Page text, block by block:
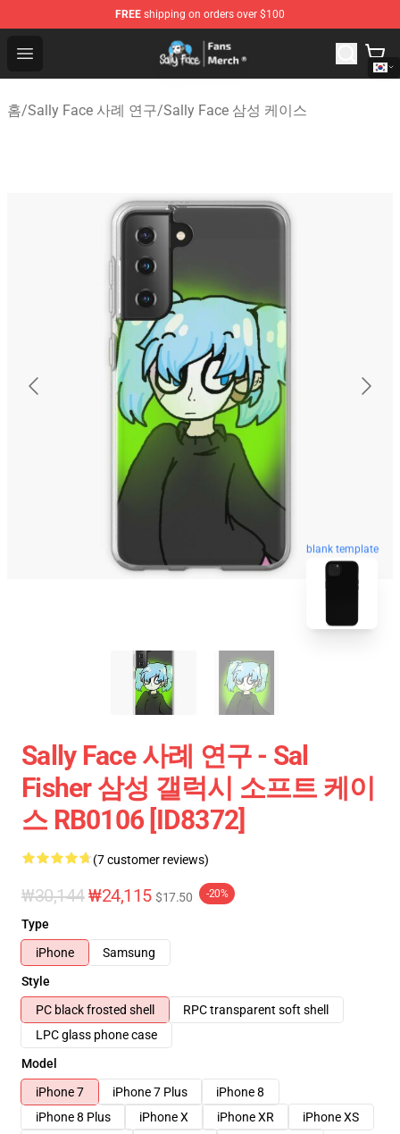
FREE shipping on orders over $100
Open menu
Sally Face Store - Official Sally Face Merchandise Shop
홈/Sally Face 사례 연구/Sally Face 삼성 케이스
blank template
Sally Face 사례 연구 - Sal
Fisher 삼성 갤럭시 소프트 케이
스 RB0106 [ID8372]
(7 customer reviews)
₩30,144₩24,115 $17.50 -20%
Type
iPhone
Samsung
Style
PC black frosted shell
RPC transparent soft shell
LPC glass phone case
Model
iPhone 7
iPhone 7 Plus
iPhone 8
iPhone 8 Plus
iPhone X iPhone XR
iPhone XS